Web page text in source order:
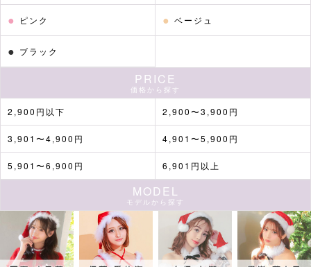
● ピンク ● ベージュ
● ブラック
PRICE
価格から探す
2,900円以下 2,900〜3,900円
3,901〜4,900円 4,901〜5,900円
5,901〜6,900円 6,901円以上
MODEL
モデルから探す